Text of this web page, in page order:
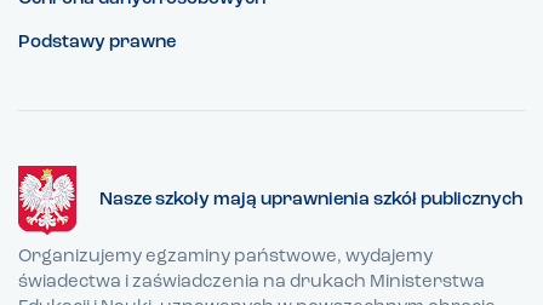
Podstawy prawne
Nasze szkoły mają uprawnienia szkół publicznych
Organizujemy egzaminy państwowe, wydajemy
świadectwa i zaświadczenia na drukach Ministerstwa